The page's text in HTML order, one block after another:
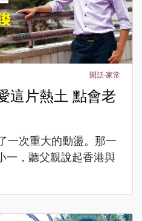
閒話‧家常
這片熱土 點會老
一次重大的動盪。那一
一，聽父親說起香港與